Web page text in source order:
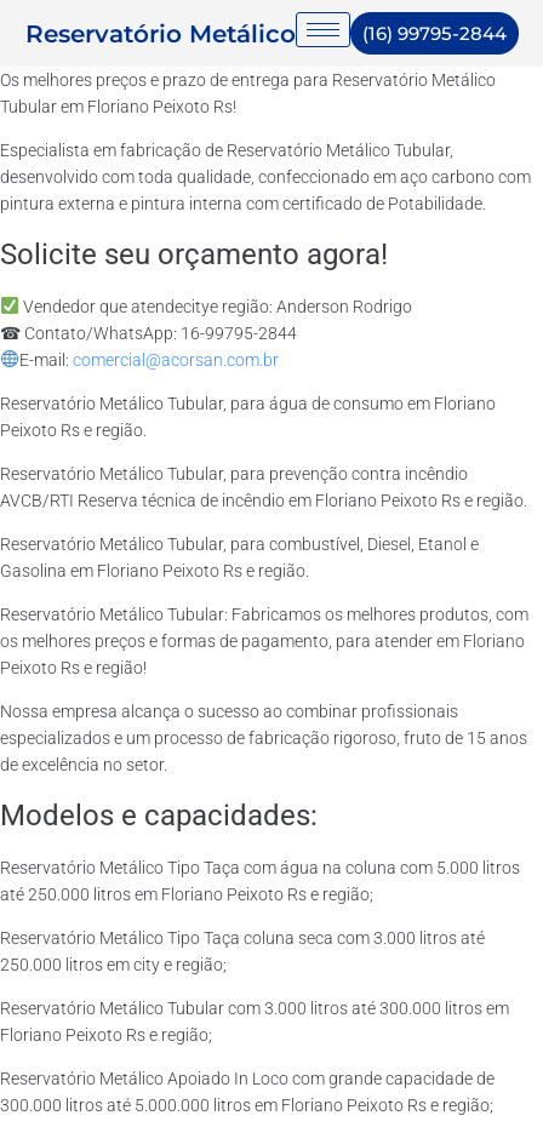
Reservatório Metálico (16) 99795-2844
Os melhores preços e prazo de entrega para Reservatório Metálico
Tubular em Floriano Peixoto Rs!
Especialista em fabricação de Reservatório Metálico Tubular,
desenvolvido com toda qualidade, confeccionado em aço carbono com
pintura externa e pintura interna com certificado de Potabilidade.
Solicite seu orçamento agora!
Vendedor que atendecitye região: Anderson Rodrigo
☎ Contato/WhatsApp: 16-99795-2844
E-mail: comercial@acorsan.com.br
Reservatório Metálico Tubular, para água de consumo em Floriano
Peixoto Rs e região.
Reservatório Metálico Tubular, para prevenção contra incêndio
AVCB/RTI Reserva técnica de incêndio em Floriano Peixoto Rs e região.
Reservatório Metálico Tubular, para combustível, Diesel, Etanol e
Gasolina em Floriano Peixoto Rs e região.
Reservatório Metálico Tubular: Fabricamos os melhores produtos, com
os melhores preços e formas de pagamento, para atender em Floriano
Peixoto Rs e região!
Nossa empresa alcança o sucesso ao combinar profissionais
especializados e um processo de fabricação rigoroso, fruto de 15 anos
de excelência no setor.
Modelos e capacidades:
Reservatório Metálico Tipo Taça com água na coluna com 5.000 litros
até 250.000 litros em Floriano Peixoto Rs e região;
Reservatório Metálico Tipo Taça coluna seca com 3.000 litros até
250.000 litros em city e região;
Reservatório Metálico Tubular com 3.000 litros até 300.000 litros em
Floriano Peixoto Rs e região;
Reservatório Metálico Apoiado In Loco com grande capacidade de
300.000 litros até 5.000.000 litros em Floriano Peixoto Rs e região;